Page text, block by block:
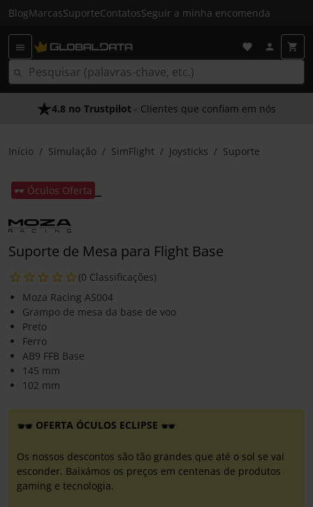
BlogMarcasSuporteContatosSeguir a minha encomenda
As Nossas Promessas- O melhor atendimento
4.8 no Trustpilot - Clientes que confiam em nós
Início Simulação SimFlight Joysticks Suporte
🕶️ Óculos Oferta
Suporte de Mesa para Flight Base
(0 Classificações)
Moza Racing AS004
Grampo de mesa da base de voo
Preto
Ferro
AB9 FFB Base
145 mm
102 mm
OFERTA ÓCULOS ECLIPSE
Os nossos descontos são tão grandes que até o sol se vai
esconder. Baixámos os preços em centenas de produtos
gaming e tecnologia.